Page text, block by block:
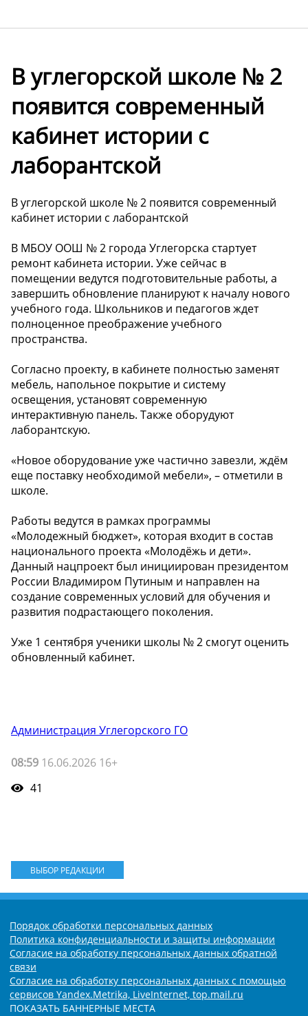
В углегорской школе № 2
появится современный
кабинет истории с
лаборантской
В углегорской школе № 2 появится современный
кабинет истории с лаборантской
В МБОУ ООШ № 2 города Углегорска стартует
ремонт кабинета истории. Уже сейчас в
помещении ведутся подготовительные работы, а
завершить обновление планируют к началу нового
учебного года. Школьников и педагогов ждет
полноценное преображение учебного
пространства.
Согласно проекту, в кабинете полностью заменят
мебель, напольное покрытие и систему
освещения, установят современную
интерактивную панель. Также оборудуют
лаборантскую.
«Новое оборудование уже частично завезли, ждём
еще поставку необходимой мебели», – отметили в
школе.
Работы ведутся в рамках программы
«Молодежный бюджет», которая входит в состав
национального проекта «Молодёжь и дети».
Данный нацпроект был инициирован президентом
России Владимиром Путиным и направлен на
создание современных условий для обучения и
развития подрастающего поколения.
Уже 1 сентября ученики школы № 2 смогут оценить
обновленный кабинет.
Администрация Углегорского ГО
08:59 16.06.2026 16+
41
ВЫБОР РЕДАКЦИИ
Порядок обработки персональных данных
Политика конфиденциальности и защиты информации
Согласие на обработку персональных данных обратной
связи
Согласие на обработку персональных данных с помощью
сервисов Yandex.Metrika, LiveInternet, top.mail.ru
ПОКАЗАТЬ БАННЕРНЫЕ МЕСТА